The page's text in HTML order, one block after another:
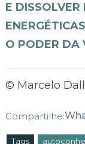
E DISSOLVER
ENERGÉTICAS
O PODER DA
© Marcelo
Compartilhe:
Tags